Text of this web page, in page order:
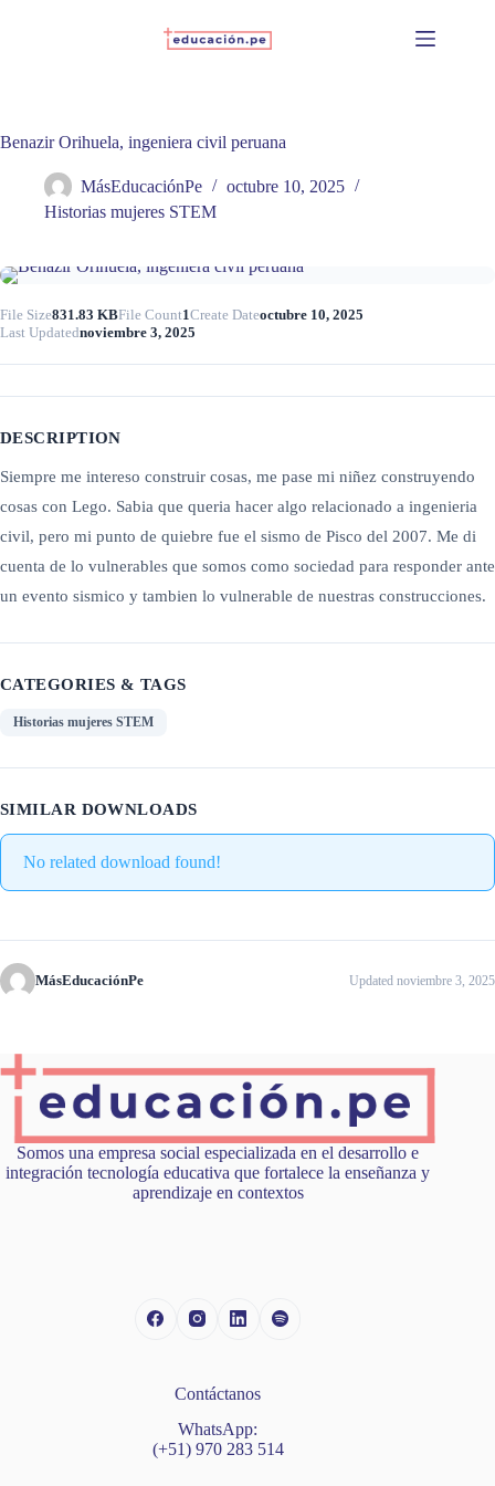
Benazir Orihuela, ingeniera civil peruana
MásEducaciónPe
octubre 10, 2025
Historias mujeres STEM
File Size831.83 KBFile Count1Create Dateoctubre 10, 2025
Last Updatednoviembre 3, 2025
DESCRIPTION
Siempre me intereso construir cosas, me pase mi niñez construyendo
cosas con Lego. Sabia que queria hacer algo relacionado a ingenieria
civil, pero mi punto de quiebre fue el sismo de Pisco del 2007. Me di
cuenta de lo vulnerables que somos como sociedad para responder ante
un evento sismico y tambien lo vulnerable de nuestras construcciones.
CATEGORIES & TAGS
Historias mujeres STEM
SIMILAR DOWNLOADS
No related download found!
MásEducaciónPe Updated noviembre 3, 2025
Somos una empresa social especializada en el desarrollo e
integración tecnología educativa que fortalece la enseñanza y
aprendizaje en contextos
Contáctanos
WhatsApp:
(+51) 970 283 514